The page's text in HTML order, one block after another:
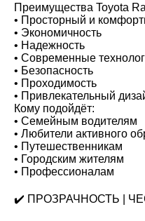
Преимущества Toyota
• Просторный и
• Экономичность
• Надежность
• Современные
• Безопасность
• Проходимость
• Привлекательный
Кому подойдёт:
• Семейным водителям
• Любители активного
• Путешественникам
• Городским жителям
• Профессионалам
✔️ ПРОЗРАЧНОСТЬ |